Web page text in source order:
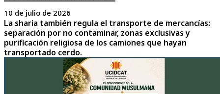
10 de julio de 2026
La sharia también regula el transporte de mercancías:
separación por no contaminar, zonas exclusivas y
purificación religiosa de los camiones que hayan
transportado cerdo.